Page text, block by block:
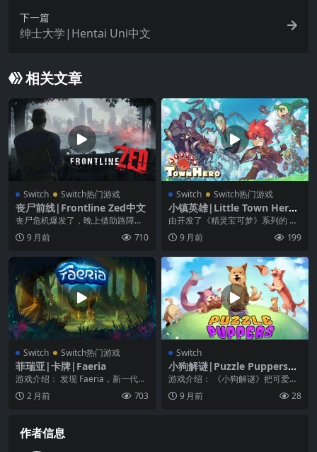
下一篇
绅士大学|Hentai Uni中文
相关文章
Switch Switch热门游戏
丧尸前线|Frontline Zed中文
丧尸危机爆发了，晚上借助路障工
事抵御丧尸的进攻，白天收集武
器，修复防御工事。生存...
9 月前 710
Switch Switch热门游戏
小镇英雄|Little Town Hero
中文
由开发了《精灵宝可梦》系列的 Ga
me Freak 所推出的最新作品，故事
讲述了...
9 月前 199
Switch Switch热门游戏
菲瑞亚|卡牌|Faeria
游戏介绍： 发现 Faeria，新一代的
卡牌游戏，最适合移动设备的 PC
版卡牌...
2 月前 703
Switch
小狗解谜|Puzzle Puppers中
文
游戏介绍： 《小狗解谜》把可爱的
小狗伸出来吃！看似简单的机制，
逐渐复杂的谜题。 ...
9 月前 28
作者信息